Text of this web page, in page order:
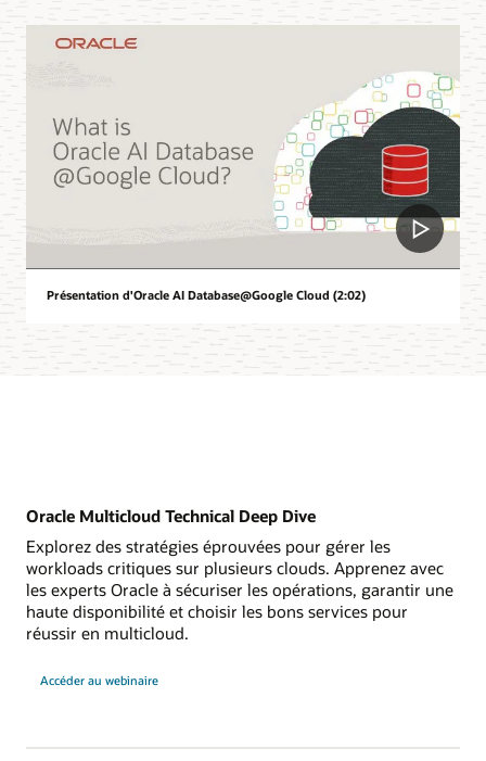
Présentation d'Oracle AI Database@Google Cloud (2:02)
Oracle Multicloud Technical Deep Dive
Explorez des stratégies éprouvées pour gérer les
workloads critiques sur plusieurs clouds. Apprenez avec
les experts Oracle à sécuriser les opérations, garantir une
haute disponibilité et choisir les bons services pour
réussir en multicloud.
Accéder au webinaire
Multicloud